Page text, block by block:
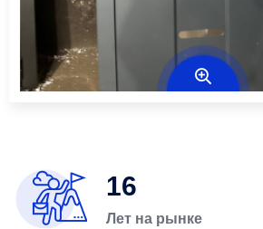
16
Лет на рынке